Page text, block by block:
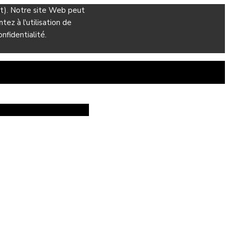
Notre site Web peut
à l'utilisation de